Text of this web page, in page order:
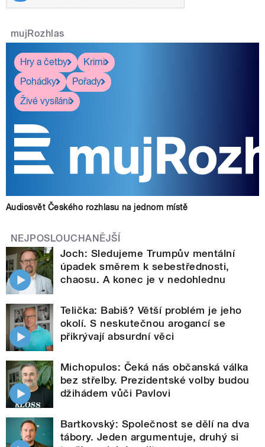
mujRozhlas
Hry a četby
Krimi
Pohádky
Pořady
Živé vysílání
Audiosvět Českého rozhlasu na jednom místě
NEJPOSLOUCHANĚJŠÍ
Joch: Sledujeme Trumpův mentální
úpadek směrem k sebestřednosti,
chaosu. A konec je v nedohlednu
Telička: Babiš? Větší problém je jeho
okolí. S neskutečnou arogancí se
přikrývají absurdní věci
Michopulos: Čeká nás občanská válka
bez střelby. Prezidentské volby budou
džihádem vůči Pavlovi
Bartkovský: Společnost se dělí na dva
tábory. Jeden argumentuje, druhý si